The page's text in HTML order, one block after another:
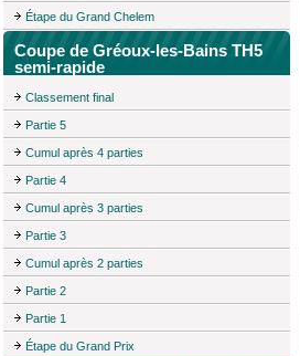
Étape du Grand Chelem
Coupe de Gréoux-les-Bains TH5
semi-rapide
Classement final
Partie 5
Cumul après 4 parties
Partie 4
Cumul après 3 parties
Partie 3
Cumul après 2 parties
Partie 2
Partie 1
Étape du Grand Prix